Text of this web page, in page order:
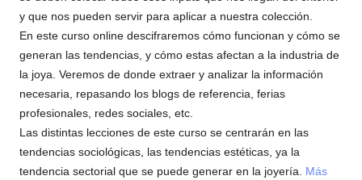
y que nos pueden servir para aplicar a nuestra colección.
En este curso online descifraremos cómo funcionan y cómo se
generan las tendencias, y cómo estas afectan a la industria de
la joya. Veremos de donde extraer y analizar la información
necesaria, repasando los blogs de referencia, ferias
profesionales, redes sociales, etc.
Las distintas lecciones de este curso se centrarán en las
tendencias sociológicas, las tendencias estéticas, ya la
tendencia sectorial que se puede generar en la joyería. Más